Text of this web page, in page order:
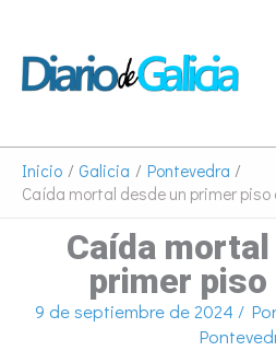
contenido
Inicio Galicia
Pontevedra
Caída mortal desde un primer piso
Caída
primer piso
9 de septiembre de 2024 /